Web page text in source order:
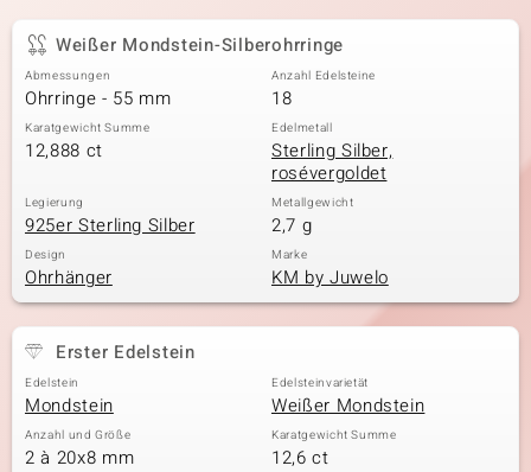
Weißer Mondstein-Silberohrringe
Abmessungen
Ohrringe - 55 mm
Anzahl Edelsteine
18
Karatgewicht Summe
12,888 ct
Edelmetall
Sterling Silber,
rosévergoldet
Legierung
925er Sterling Silber
Metallgewicht
2,7 g
Design
Ohrhänger
Marke
KM by Juwelo
Erster Edelstein
Edelstein
Mondstein
Edelsteinvarietät
Weißer Mondstein
Anzahl und Größe
2 à 20x8 mm
Karatgewicht Summe
12,6 ct